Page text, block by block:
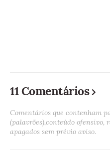
11 Comentários
Comentários que contenham
(palavrões),conteúdo ofensivo,
apagados sem prévio aviso.